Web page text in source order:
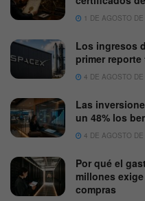
1 DE AGOSTO
Los ingresos
primer reporte
4 DE AGOSTO
Las
un 48% los
4 DE AGOSTO
Por qué el
millones
compras